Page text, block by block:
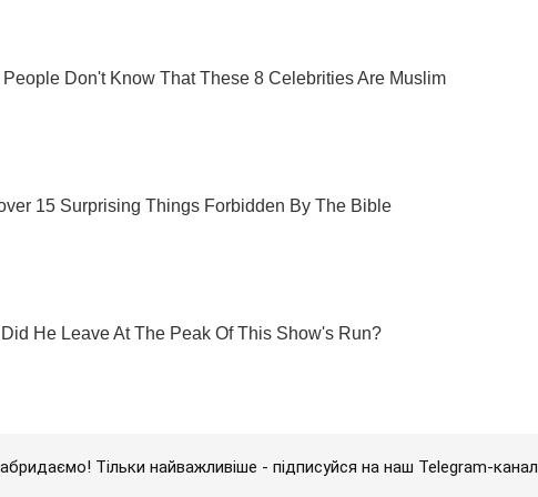
Тільки найважливіше - підписуйся на наш Telegram-канал